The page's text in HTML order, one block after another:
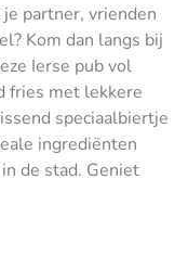
partner, vrienden
Kom dan langs bij
Ierse pub vol
fries met lekkere
speciaalbiertje
ingrediënten
de stad. Geniet